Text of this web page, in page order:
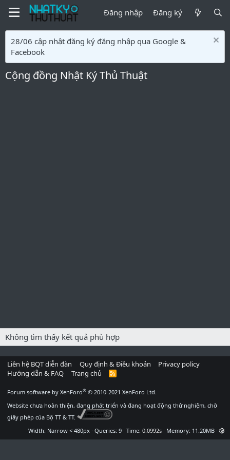
Đăng nhập Đăng ký
28/06 cập nhật đăng ký đăng nhập qua Google &
Facebook
Cộng đồng Nhật Ký Thủ Thuật
Không tìm thấy kết quả phù hợp
Liên hệ BQT diễn đàn Quy định & Điều khoản
Privacy policy
Hướng dẫn & FAQ
Trang chủ
R
Forum software by XenForo® © 2010-2021 XenForo Ltd.
Website chưa hoàn thiện, đang phát triển và đang hoạt động thử nghiệm, chờ
giấy phép của Bộ TT & TT.
Width
Queries 9 Time 0.0992s Memory 11.20MB